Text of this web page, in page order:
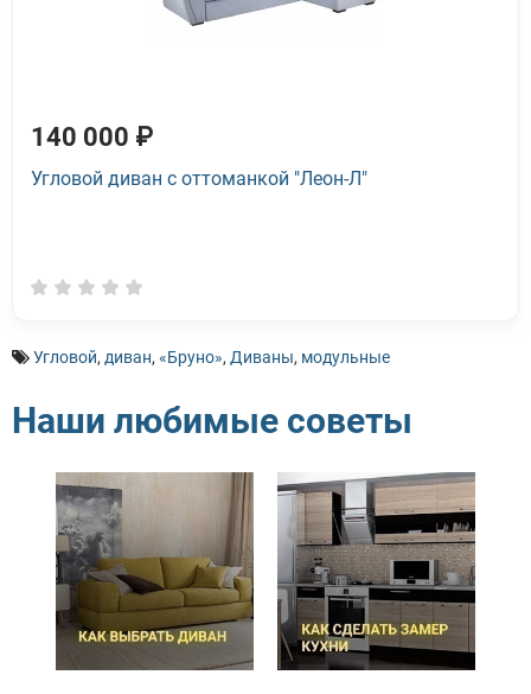
140 000 ₽
Угловой диван с оттоманкой "Леон-Л"
Угловой, диван, «Бруно», Диваны, модульные
Наши любимые советы